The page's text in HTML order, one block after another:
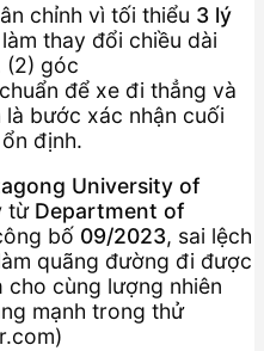
chỉnh vì tối thiểu 3 lý
thay đổi chiều dài
(2) góc
để xe đi thẳng và
bước xác nhận cuối
định.
University of
từ Department of
bố 09/2023, sai lệch
quãng đường đi được
cho cùng lượng nhiên
mạnh trong thử